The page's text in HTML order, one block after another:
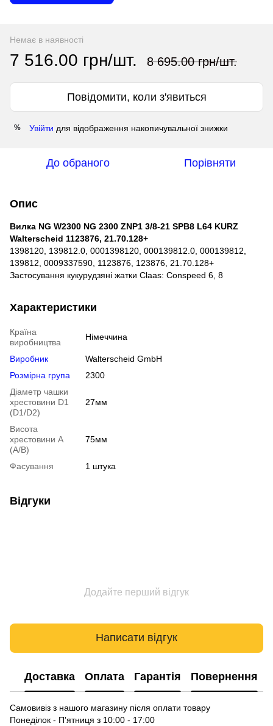
Немає в наявності
7 516.00 грн/шт. 8 695.00 грн/шт.
Повідомити, коли з'явиться
% Увійти для відображення накопичувальної знижки
До обраного Порівняти
Опис
Вилка NG W2300 NG 2300 ZNP1 3/8-21 SPB8 L64 KURZ
Walterscheid 1123876, 21.70.128+
1398120, 139812.0, 0001398120, 000139812.0, 000139812,
139812, 0009337590, 1123876, 123876, 21.70.128+
Застосування кукурудзяні жатки Claas: Conspeed 6, 8
Характеристики
Країна
виробництва
Німеччина
Виробник
Walterscheid GmbH
Розмірна група
2300
Діаметр чашки
хрестовини D1
(D1/D2)
27мм
Висота
хрестовини A
(A/B)
75мм
Фасування 1 штука
Відгуки
Додайте перший відгук
Написати відгук
Доставка Оплата Гарантія Повернення
Самовивіз з нашого магазину після оплати товару
Понеділок - П'ятниця з 10:00 - 17:00